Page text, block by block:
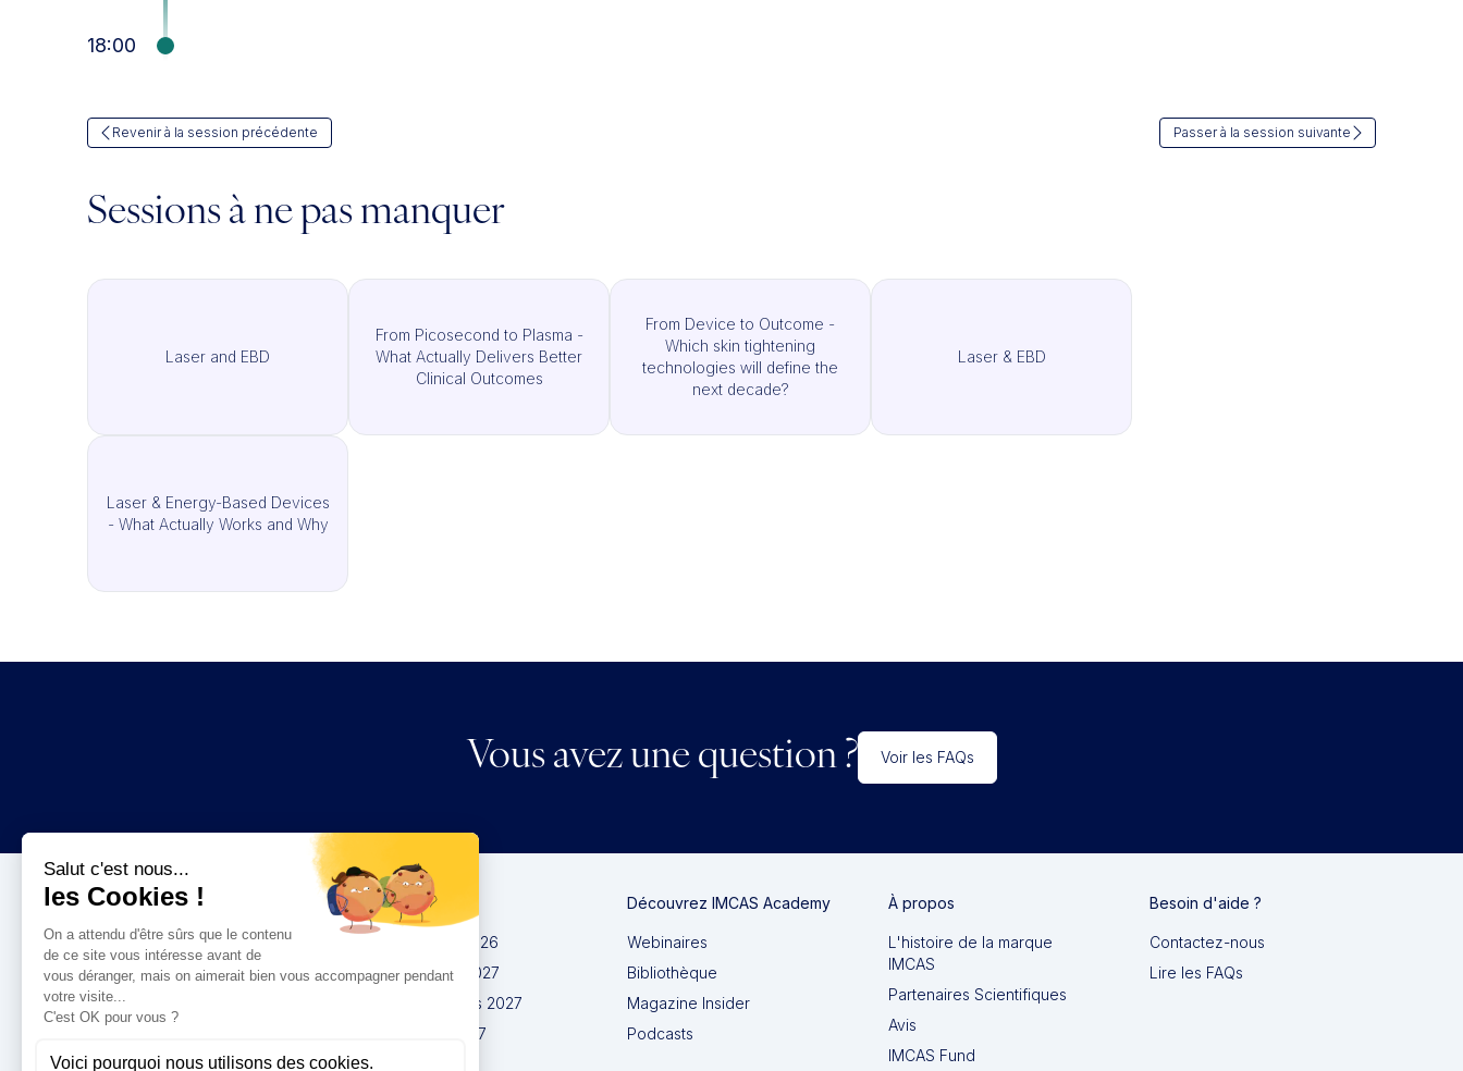
18:00
Revenir à la session précédente Passer à la session suivante
Sessions à ne pas manquer
Laser and EBD
From Picosecond to Plasma -
What Actually Delivers Better
Clinical Outcomes
From Device to Outcome -
Which skin tightening
technologies will define the
next decade?
Laser & EBD
Laser & Energy-Based Devices
- What Actually Works and Why
Vous avez une question ? Voir les FAQs
Congrès
IMCAS China 2026
IMCAS World 2027
IMCAS Americas 2027
IMCAS Asia 2027
Découvrez IMCAS Academy
Webinaires
Bibliothèque
Magazine Insider
Podcasts
À propos
L'histoire de la marque
IMCAS
Partenaires Scientifiques
Avis
IMCAS Fund
Besoin d'aide ?
Contactez-nous
Lire les FAQs